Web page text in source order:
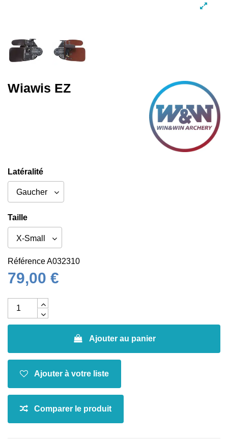
Wiawis EZ
Latéralité
Taille
RéférenceA032310
79,00 €
Ajouter au panier